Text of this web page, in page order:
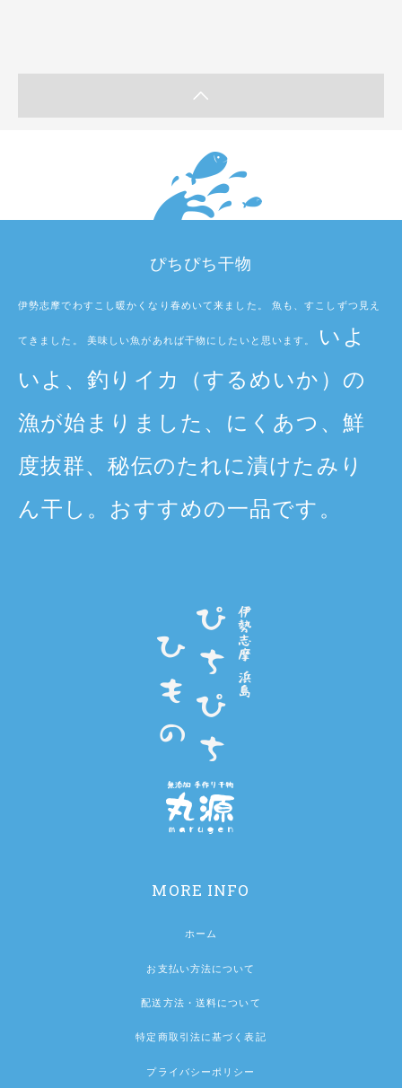
ぴちぴち干物
伊勢志摩でわすこし暖かくなり春めいて来ました。 魚も、すこしずつ見え
てきました。 美味しい魚があれば干物にしたいと思います。
いよ
いよ、釣りイカ（するめいか）の
漁が始まりました、にくあつ、鮮
度抜群、秘伝のたれに漬けたみり
ん干し。おすすめの一品です。
MORE INFO
ホーム
お支払い方法について
配送方法・送料について
特定商取引法に基づく表記
プライバシーポリシー